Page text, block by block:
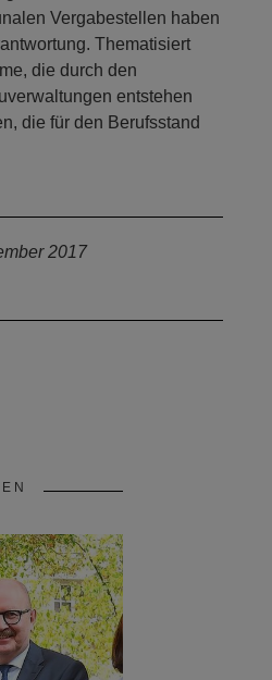
Vergabestellen haben
Thematisiert
die durch den
entstehen
die für den Berufsstand
2017